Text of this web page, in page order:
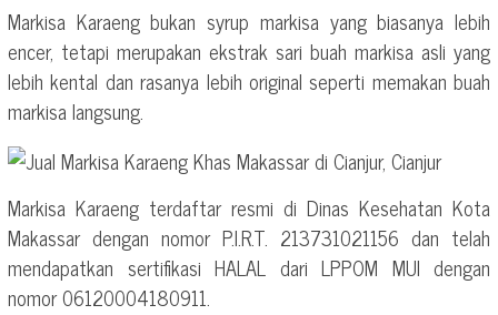
Markisa Karaeng bukan syrup markisa yang biasanya lebih
encer, tetapi merupakan ekstrak sari buah markisa asli yang
lebih kental dan rasanya lebih original seperti memakan buah
markisa langsung.
Markisa Karaeng terdaftar resmi di Dinas Kesehatan Kota
Makassar dengan nomor P.I.R.T. 213731021156 dan telah
mendapatkan sertifikasi HALAL dari LPPOM MUI dengan
nomor 06120004180911.